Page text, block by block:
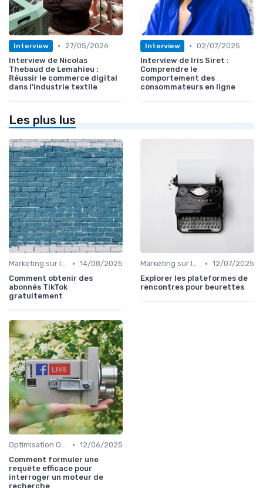
Interview •
27/05/2026
Interview de Nicolas
Thebaud de Lemahieu :
Réussir le commerce digital
dans l’industrie textile
Interview • 02/07/2025
Interview de Iris Siret :
Comprendre le
comportement des
consommateurs en ligne
Les plus lus
Marketing sur les Réseaux Sociaux • 14/08/2025
Comment obtenir des
abonnés TikTok
gratuitement
Marketing sur les Réseaux Sociaux • 12/07/2025
Explorer les plateformes de
rencontres pour beurettes
Optimisation On-Page • 12/06/2025
Comment formuler une
requête efficace pour
interroger un moteur de
recherche